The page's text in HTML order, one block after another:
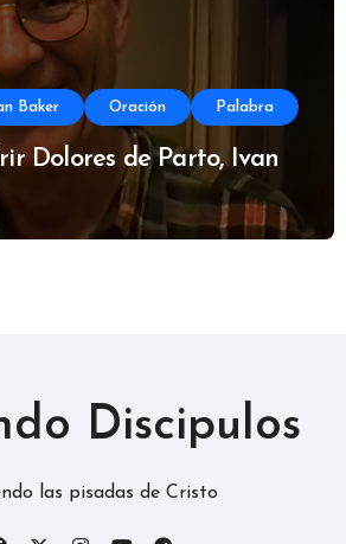
Baker Oración Palabra
Dolores de Parto, Ivan
Discipulos
las pisadas de Cristo